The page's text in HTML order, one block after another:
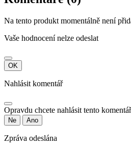
Na tento produkt momentálně není
Vaše hodnocení nelze odeslat
OK
Nahlásit komentář
Opravdu chcete nahlásit tento
Ne Ano
Zpráva odeslána